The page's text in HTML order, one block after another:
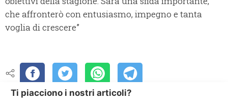
che affronterò con entusiasmo, impegno e tanta
voglia di crescere”
Ti piacciono i nostri articoli?